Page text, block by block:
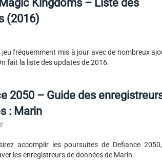
Kingdoms – Liste des
(2016)
jeu fréquemment mis à jour avec de nombreux
fait la liste des updates de 2016.
2050 – Guide des
: Marin
accomplir les poursuites de Defiance
les enregistreurs de données de Marin.